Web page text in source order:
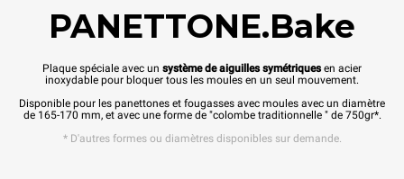
PANETTONE.Bake
Plaque spéciale avec un système de aiguilles symétriquesen acier
inoxydable pour bloquer tous les moules en un seul mouvement.
Disponible pour les panettones et fougasses avec moules avec un diamètre
de 165-170 mm, et avec une forme de "colombe traditionnelle " de 750gr*.
* D'autres formes ou diamètres disponibles sur demande.